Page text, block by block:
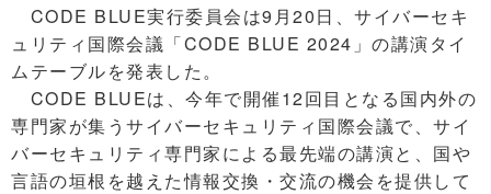
CODE BLUE実行委員会は9月20日、サイバーセキ
ュリティ国際会議「CODE BLUE 2024」の講演タイ
ムテーブルを発表した。
CODE BLUEは、今年で開催12回目となる国内外の
専門家が集うサイバーセキュリティ国際会議で、サイ
バーセキュリティ専門家による最先端の講演と、国や
言語の垣根を越えた情報交換・交流の機会を提供して